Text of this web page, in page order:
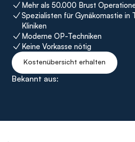
Mehr als 50.000 Brust
Spezialisten für Gynäkomastie
Kliniken
Moderne OP-Techniken
Keine Vorkasse nötig
Kostenübersicht erhalten
Bekannt aus: